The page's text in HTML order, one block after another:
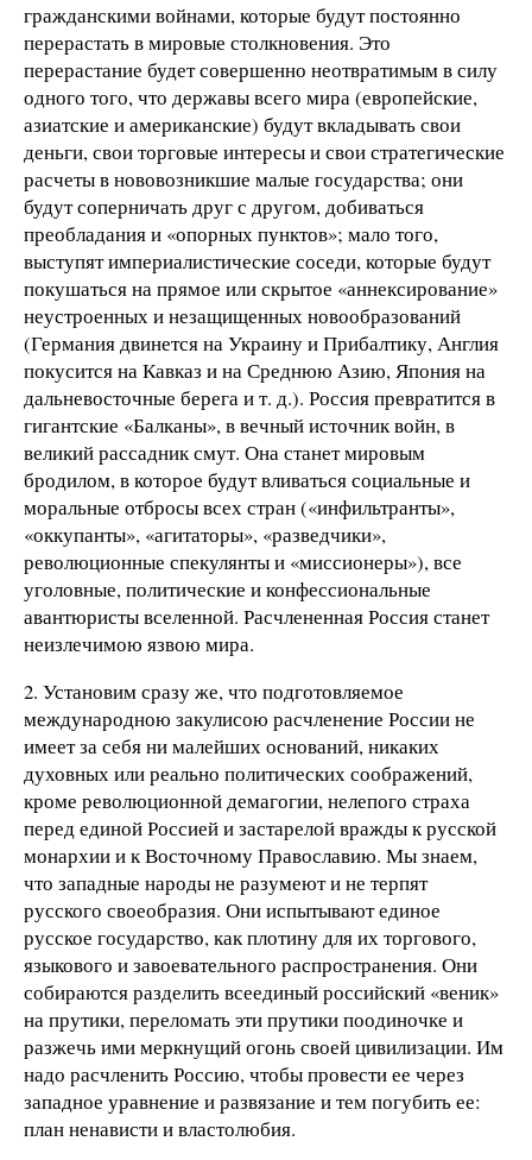
гражданскими войнами, которые будут постоянно
перерастать в мировые столкновения. Это
перерастание будет совершенно неотвратимым в силу
одного того, что державы всего мира (европейские,
азиатские и американские) будут вкладывать свои
деньги, свои торговые интересы и свои стратегические
расчеты в нововозникшие малые государства; они
будут соперничать друг с другом, добиваться
преобладания и «опорных пунктов»; мало того,
выступят империалистические соседи, которые будут
покушаться на прямое или скрытое «аннексирование»
неустроенных и незащищенных новообразований
(Германия двинется на Украину и Прибалтику, Англия
покусится на Кавказ и на Среднюю Азию, Япония на
дальневосточные берега и т. д.). Россия превратится в
гигантские «Балканы», в вечный источник войн, в
великий рассадник смут. Она станет мировым
бродилом, в которое будут вливаться социальные и
моральные отбросы всех стран («инфильтранты»,
«оккупанты», «агитаторы», «разведчики»,
революционные спекулянты и «миссионеры»), все
уголовные, политические и конфессиональные
авантюристы вселенной. Расчлененная Россия станет
неизлечимою язвою мира.
2. Установим сразу же, что подготовляемое
международною закулисою расчленение России не
имеет за себя ни малейших оснований, никаких
духовных или реально политических соображений,
кроме революционной демагогии, нелепого страха
перед единой Россией и застарелой вражды к русской
монархии и к Восточному Православию. Мы знаем,
что западные народы не разумеют и не терпят
русского своеобразия. Они испытывают единое
русское государство, как плотину для их торгового,
языкового и завоевательного распространения. Они
собираются разделить всеединый российский «веник»
на прутики, переломать эти прутики поодиночке и
разжечь ими меркнущий огонь своей цивилизации. Им
надо расчленить Россию, чтобы провести ее через
западное уравнение и развязание и тем погубить ее:
план ненависти и властолюбия.